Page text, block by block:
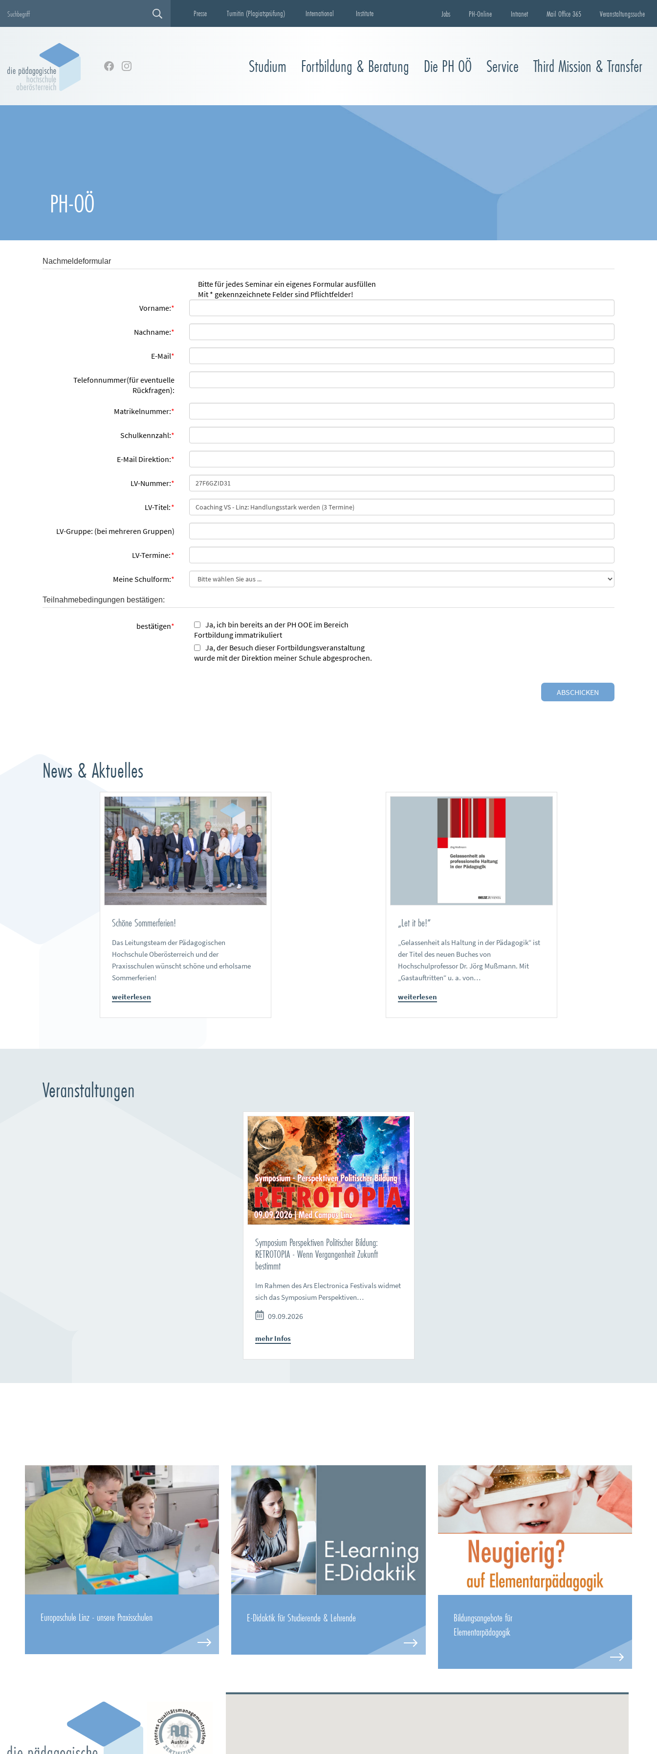
Presse Turnitin (Plagiatsprüfung) International Institute Jobs PH-Online Intranet Mail Office 365 Veranstaltungssuche
Studium Fortbildung & Beratung Die PH OÖ Service Third Mission & Transfer
PH-OÖ
Nachmeldeformular
Bitte für jedes Seminar ein eigenes Formular ausfüllen
Mit * gekennzeichnete Felder sind Pflichtfelder!
Vorname:*
Nachname:*
E-Mail*
Telefonnummer(für eventuelle
Rückfragen):
Matrikelnummer:*
Schulkennzahl:*
E-Mail Direktion:*
LV-Nummer:*
LV-Titel:*
LV-Gruppe: (bei mehreren Gruppen)
LV-Termine:*
Meine Schulform:*
Teilnahmebedingungen bestätigen:
bestätigen*
Ja, ich bin bereits an der PH OOE im Bereich
Fortbildung immatrikuliert
Ja, der Besuch dieser Fortbildungsveranstaltung
wurde mit der Direktion meiner Schule abgesprochen.
News & Aktuelles
Schöne Sommerferien!
Das Leitungsteam der Pädagogischen
Hochschule Oberösterreich und der
Praxisschulen wünscht schöne und erholsame
Sommerferien!
weiterlesen
„Let it be!“
„Gelassenheit als Haltung in der Pädagogik“ ist
der Titel des neuen Buches von
Hochschulprofessor Dr. Jörg Mußmann. Mit
„Gastauftritten“ u. a. von…
weiterlesen
Veranstaltungen
Symposium Perspektiven Politischer Bildung:
RETROTOPIA - Wenn Vergangenheit Zukunft
bestimmt
Im Rahmen des Ars Electronica Festivals widmet
sich das Symposium Perspektiven…
09.09.2026
mehr Infos
Europaschule Linz - unsere Praxisschulen E-Didaktik für Studierende & Lehrende
Bildungsangebote für
Elementarpädagogik